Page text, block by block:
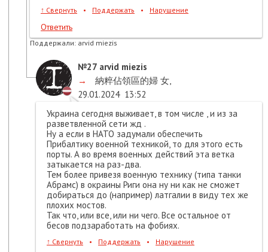
↑ Свернуть • Поддержать • Нарушение
Ответить
Поддержали: arvid miezis
№27 arvid miezis
→
納粹佔領區的婦 女
29.01.2024 13:52
Украина сегодня выживает, в том числе , и из за
разветвленной сети жд .
Ну а если в НАТО задумали обеспечить
Прибалтику военной техникой, то для этого есть
порты. А во время военных действий эта ветка
затыкается на раз-два.
Тем более привезя военную технику (типа танки
Абрамс) в окраины Риги она ну ни как не сможет
добираться до (например) латгалии в виду тех же
плохих мостов.
Так что, или все, или ни чего. Все остальное от
бесов подзаработать на фобиях.
↑ Свернуть • Поддержать • Нарушение